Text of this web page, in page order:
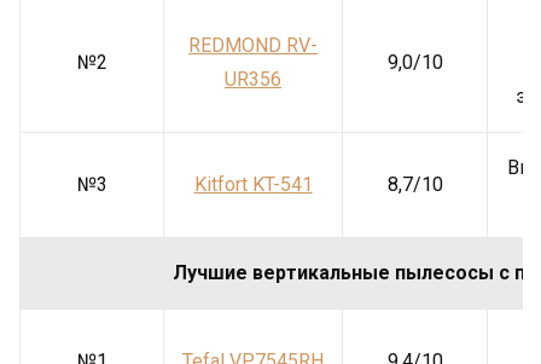
№2
REDMOND RV-
UR356
9,0/10
№3 Kitfort KT-541 8,7/10
Лучшие вертикальные пылесосы с